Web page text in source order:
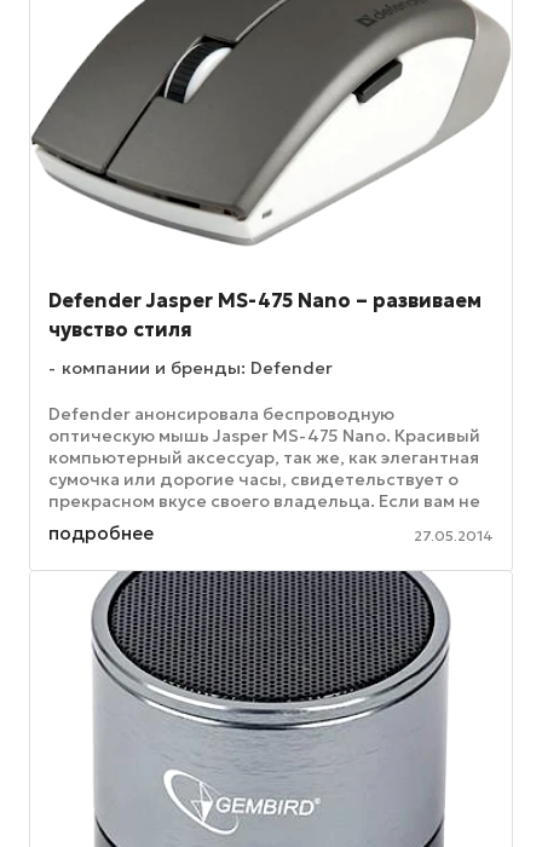
Defender Jasper MS-475 Nano – развиваем
чувство стиля
компании и бренды: Defender
Defender анонсировала беспроводную
оптическую мышь Jasper MS-475 Nano. Красивый
компьютерный аксессуар, так же, как элегантная
сумочка или дорогие часы, свидетельствует о
прекрасном вкусе своего владельца. Если вам не
все равно, какие гаджеты лежат ...
подробнее 27.05.2014